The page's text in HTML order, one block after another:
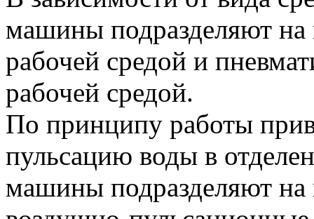
машины подразделяют
рабочей средой и
рабочей средой.
По принципу работы
пульсацию воды в
машины подразделяют